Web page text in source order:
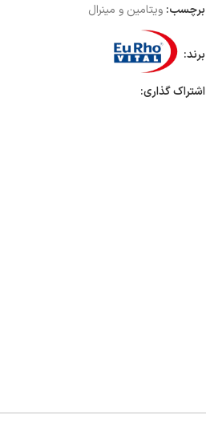
برچسب: ویتامین و مینرال
برند:
اشتراک گذاری: